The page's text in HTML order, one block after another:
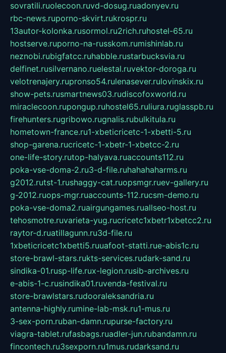
sovratili.ruolecoon.ruvd-dosug.ruadonyev.ru
rbc-news.ruporno-skvirt.rukrospr.ru
13autor-kolonka.rusormol.ru2rich.ruhostel-65.ru
hostserve.ruporno-na-russkom.rumishinlab.ru
neznobi.rubigfatcc.ruhabble.rustarbucksvia.ru
delfinet.rusilvernano.ruelestal.ruvektor-doroga.ru
velotrenajery.rupronso54.rulenasever.rulovinskix.ru
show-pets.rusmartnews03.rudiscofoxworld.ru
miraclecoon.rupongup.ruhostel65.ruliura.ruglasspb.ru
firehunters.rugribowo.rugnalis.rubulkitula.ru
hometown-france.ru1-xbeticricetc-1-xbetti-5.ru
shop-garena.rucricetc-1-xbetr-1-xbetcc-2.ru
one-life-story.rutop-halyava.ruaccounts112.ru
poka-vse-doma-2.ru3-d-file.ruhahahaharms.ru
g2012.rutst-1.rushaggy-cat.ruopsmgr.ruev-gallery.ru
g-2012.ruops-mgr.ruaccounts-112.rucsm-demo.ru
poka-vse-doma2.ruairgungames.ruallseo-host.ru
tehosmotre.ruvarieta-yug.rucricetc1xbetr1xbetcc2.ru
raytor-d.ruatillagunn.ru3d-file.ru
1xbeticricetc1xbetti5.ruuafoot-statti.rue-abis1c.ru
store-brawl-stars.rukts-services.rudark-sand.ru
sindika-01.rusp-life.rux-legion.rusib-archives.ru
e-abis-1-c.rusindika01.ruvenda-festival.ru
store-brawlstars.rudooraleksandria.ru
antenna-highly.rumine-lab-msk.ru1-mus.ru
3-sex-porn.ruban-damn.rupurse-factory.ru
viagra-tablet.rufasbags.ruadler-jun.rubandamn.ru
fincontech.ru3sexporn.ru1mus.rudarksand.ru